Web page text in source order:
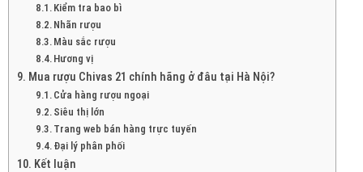
Kiểm tra bao bì
Nhãn rượu
Màu sắc rượu
Hương vị
Mua rượu Chivas 21 chính hãng ở đâu tại Hà Nội?
Cửa hàng rượu ngoại
Siêu thị lớn
Trang web bán hàng trực tuyến
Đại lý phân phối
Kết luận